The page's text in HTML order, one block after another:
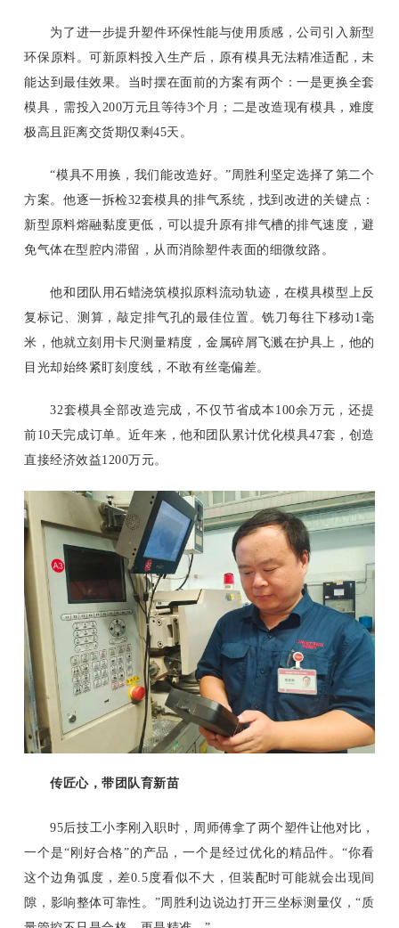
为了进一步提升塑件环保性能与使用质感，公司引入新型
环保原料。可新原料投入生产后，原有模具无法精准适配，未
能达到最佳效果。当时摆在面前的方案有两个：一是更换全套
模具，需投入200万元且等待3个月；二是改造现有模具，难度
极高且距离交货期仅剩45天。
“模具不用换，我们能改造好。”周胜利坚定选择了第二个
方案。他逐一拆检32套模具的排气系统，找到改进的关键点：
新型原料熔融黏度更低，可以提升原有排气槽的排气速度，避
免气体在型腔内滞留，从而消除塑件表面的细微纹路。
他和团队用石蜡浇筑模拟原料流动轨迹，在模具模型上反
复标记、测算，敲定排气孔的最佳位置。铣刀每往下移动1毫
米，他就立刻用卡尺测量精度，金属碎屑飞溅在护具上，他的
目光却始终紧盯刻度线，不敢有丝毫偏差。
32套模具全部改造完成，不仅节省成本100余万元，还提
前10天完成订单。近年来，他和团队累计优化模具47套，创造
直接经济效益1200万元。
传匠心，带团队育新苗
95后技工小李刚入职时，周师傅拿了两个塑件让他对比，
一个是“刚好合格”的产品，一个是经过优化的精品件。“你看
这个边角弧度，差0.5度看似不大，但装配时可能就会出现间
隙，影响整体可靠性。”周胜利边说边打开三坐标测量仪，“质